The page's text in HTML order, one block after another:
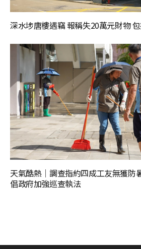
深水埗唐樓遇竊 報稱失20萬元財物
天氣酷熱│調查指約四成工友無獲防
倡政府加強巡查執法